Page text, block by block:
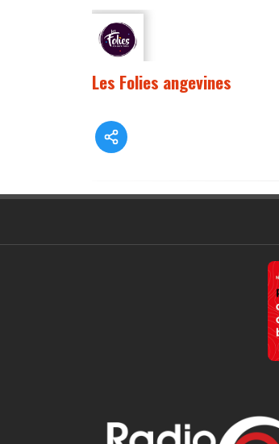
Les Folies angevines